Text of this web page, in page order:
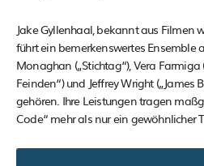
Jake Gyllenhaal, bekannt aus Filmen
führt ein bemerkenswertes Ensemble
Monaghan („Stichtag“), Vera
Feinden“) und Jeffrey Wright („James
gehören. Ihre Leistungen tragen
Code“ mehr als nur ein gewöhnlicher